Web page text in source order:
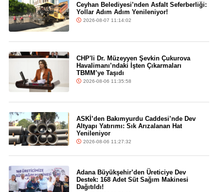
Ceyhan Belediyesi’nden Asfalt Seferberliği:
Yollar Adım Adım Yenileniyor!
2026-08-07 11:14:02
CHP'li Dr. Müzeyyen Şevkin Çukurova
Havalimanı’ndaki İşten Çıkarmaları
TBMM’ye Taşıdı
2026-08-06 11:35:58
ASKİ’den Bakımyurdu Caddesi’nde Dev
Altyapı Yatırımı: Sık Arızalanan Hat
Yenileniyor
2026-08-06 11:27:32
Adana Büyükşehir’den Üreticiye Dev
Destek: 168 Adet Süt Sağım Makinesi
Dağıtıldı!